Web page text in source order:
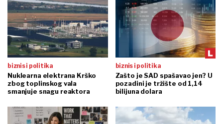
biznis i politika
Nuklearna elektrana Krško
zbog toplinskog vala
smanjuje snagu reaktora
biznis i politika
Zašto je SAD spašavao jen? U
pozadini je tržište od 1,14
bilijuna dolara